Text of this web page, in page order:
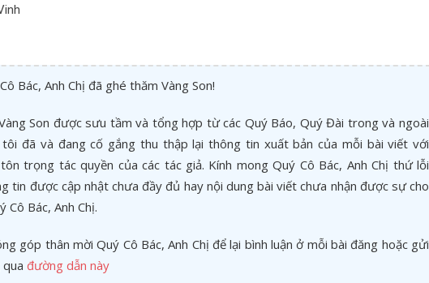
Bác, Anh Chị đã ghé thăm Vàng Son!
Son được sưu tầm và tổng hợp từ các Quý Báo, Quý Đài trong và ngoài
tôi đã và đang cố gắng thu thập lại thông tin xuất bản của mỗi bài viết với
trọng tác quyền của các tác giả. Kính mong Quý Cô Bác, Anh Chị thứ lỗi
tin được cập nhật chưa đầy đủ hay nội dung bài viết chưa nhận được sự cho
Cô Bác, Anh Chị.
góp thân mời Quý Cô Bác, Anh Chị để lại bình luận ở mỗi bài đăng hoặc gửi
đường dẫn này